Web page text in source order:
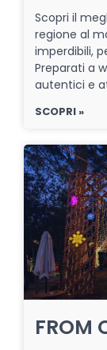
Scopri il
regione al
imperdibili,
Preparati a
autentici e
SCOPRI »
FROM